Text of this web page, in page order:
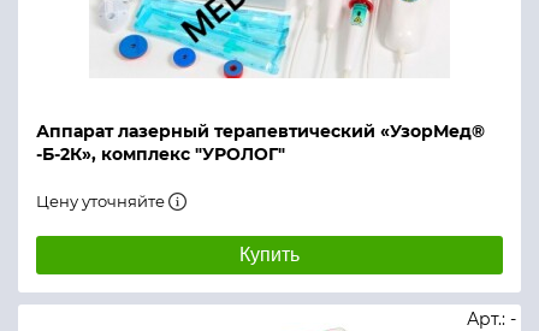
Аппарат лазерный терапевтический «УзорМед®
-Б-2К», комплекс "УРОЛОГ"
Цену уточняйте
Купить
Арт.: -